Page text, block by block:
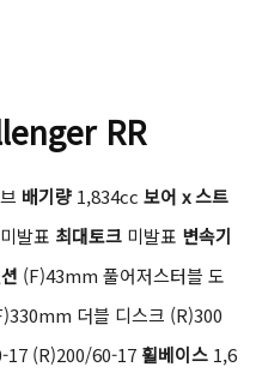
RR
배기량 1,834cc 보어 x 스트
미발표 최대토크 미발표 변속기
(F)43mm 풀어저스터블 도
더블 디스크 (R)300
17 (R)200/60-17 휠베이스 1,6